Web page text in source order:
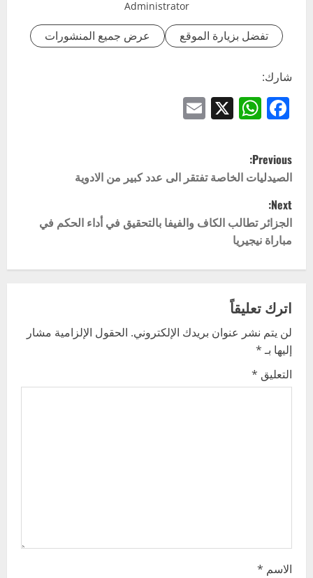
Administrator
تفضل بزيارة الموقع عرض جميع المنشورات
شارك:
Facebook
WhatsApp
X
P
o
s
t
n
a
v
i
g
Previous:
الصيدليات الخاصة تفتقر الى عدد كبير من الادوية
Next:
الجزائر تطالب الكاف والفيفا بالتحقيق في أداء الحكم في
مباراة نيجيريا
اترك تعليقاً
لن يتم نشر عنوان بريدك الإلكتروني. الحقول الإلزامية مشار
إليها بـ*
التعليق *
الاسم *